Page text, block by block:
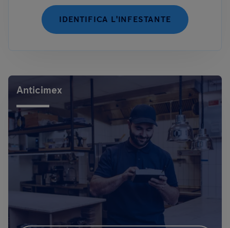
IDENTIFICA L'INFESTANTE
Anticimex